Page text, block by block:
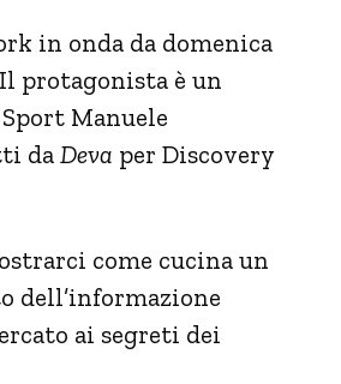
in onda da domenica
protagonista è un
Manuele
da Deva per Discovery
come cucina un
dell’informazione
ai segreti dei